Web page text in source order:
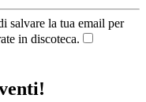
salvare la tua email per
in discoteca.